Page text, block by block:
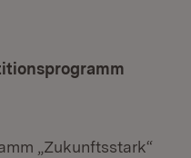
„Zukunftsstark“